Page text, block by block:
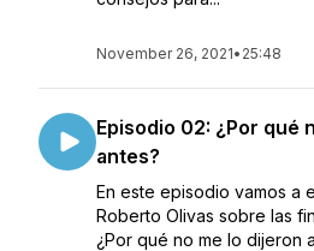
November 26, 2021• 25:48
Episodio 02: ¿Por qué
antes?
En este episodio vamos a
Roberto Olivas sobre las
¿Por qué no me lo dijeron